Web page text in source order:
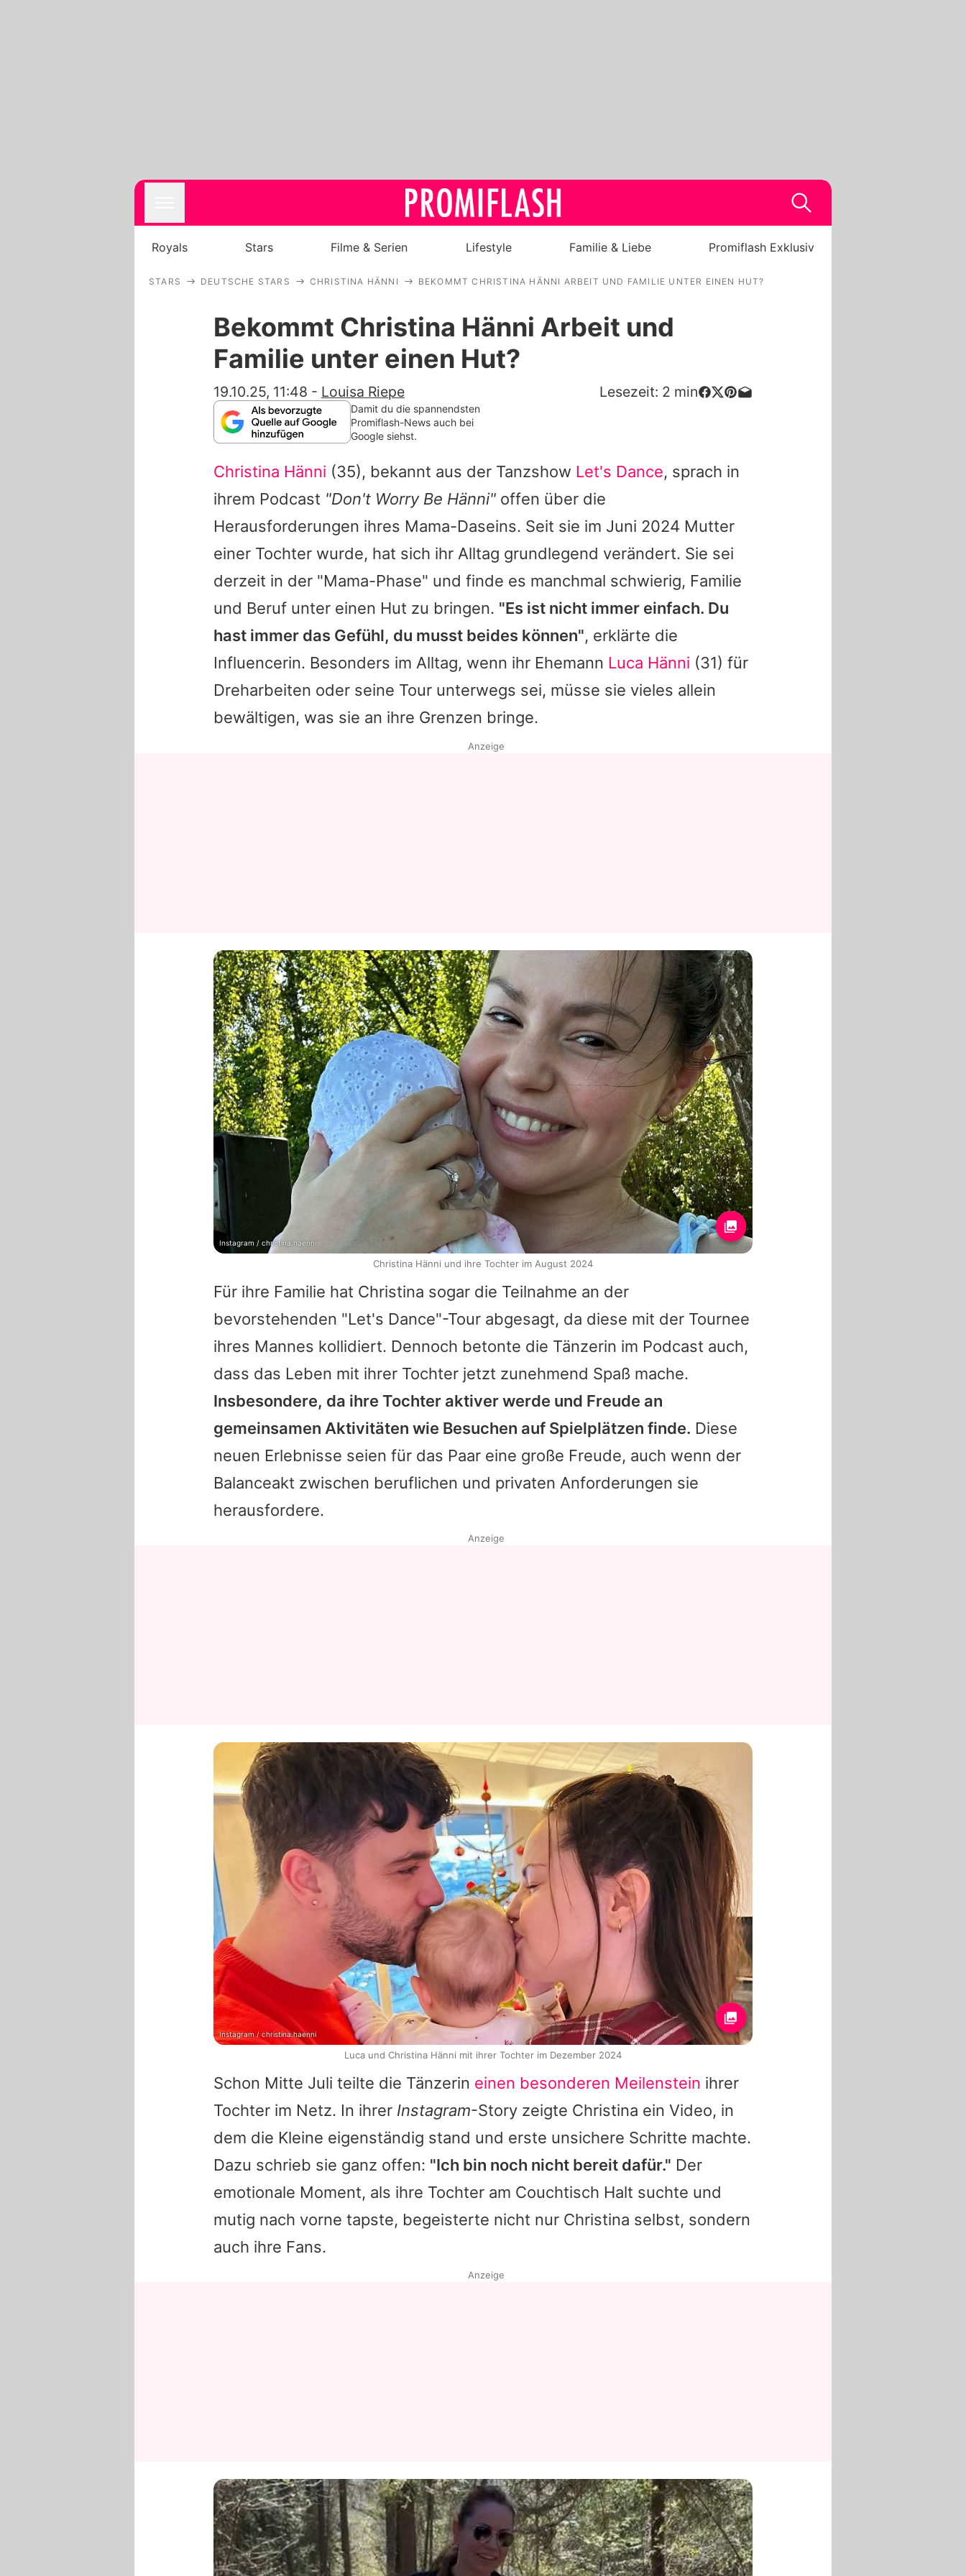
Royals
Stars
Filme & Serien
Familie & Liebe
App runterladen
Team
Redaktionelle Richtlinien
Impressum
Datenschutzerklärung
Nutzungsbedingungen
Utiq verwalten
Royals Stars Filme & Serien Lifestyle Familie & Liebe Promiflash Exklusiv
STARS DEUTSCHE STARS CHRISTINA HÄNNI BEKOMMT CHRISTINA HÄNNI ARBEIT UND FAMILIE UNTER EINEN HUT?
Bekommt Christina Hänni Arbeit und
Familie unter einen Hut?
19.10.25, 11:48 - Louisa Riepe Lesezeit: 2 min
Damit du die spannendsten
Promiflash-News auch bei
Google siehst.
Christina Hänni (35), bekannt aus der Tanzshow Let's Dance, sprach in
ihrem Podcast "Don't Worry Be Hänni" offen über die
Herausforderungen ihres Mama-Daseins. Seit sie im Juni 2024 Mutter
einer Tochter wurde, hat sich ihr Alltag grundlegend verändert. Sie sei
derzeit in der "Mama-Phase" und finde es manchmal schwierig, Familie
und Beruf unter einen Hut zu bringen. "Es ist nicht immer einfach. Du
hast immer das Gefühl, du musst beides können", erklärte die
Influencerin. Besonders im Alltag, wenn ihr Ehemann Luca Hänni (31) für
Dreharbeiten oder seine Tour unterwegs sei, müsse sie vieles allein
bewältigen, was sie an ihre Grenzen bringe.
Für ihre Familie hat Christina sogar die Teilnahme an der
bevorstehenden "Let's Dance"-Tour abgesagt, da diese mit der Tournee
ihres Mannes kollidiert. Dennoch betonte die Tänzerin im Podcast auch,
dass das Leben mit ihrer Tochter jetzt zunehmend Spaß mache.
Insbesondere, da ihre Tochter aktiver werde und Freude an
gemeinsamen Aktivitäten wie Besuchen auf Spielplätzen finde. Diese
neuen Erlebnisse seien für das Paar eine große Freude, auch wenn der
Balanceakt zwischen beruflichen und privaten Anforderungen sie
herausfordere.
Schon Mitte Juli teilte die Tänzerin einen besonderen Meilenstein ihrer
Tochter im Netz. In ihrer Instagram-Story zeigte Christina ein Video, in
dem die Kleine eigenständig stand und erste unsichere Schritte machte.
Dazu schrieb sie ganz offen: "Ich bin noch nicht bereit dafür." Der
emotionale Moment, als ihre Tochter am Couchtisch Halt suchte und
mutig nach vorne tapste, begeisterte nicht nur Christina selbst, sondern
auch ihre Fans.
Anzeige
Instagram / christina.haenni
Christina Hänni und ihre Tochter im August 2024
Anzeige
Instagram / christina.haenni
Luca und Christina Hänni mit ihrer Tochter im Dezember 2024
Anzeige